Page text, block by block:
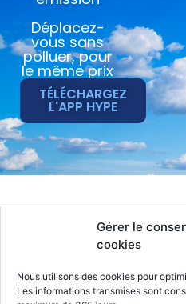
Gérer le
cookies
Nous utilisons des cookies pour
Les informations transmises sont
Déplacez-
vous sans
polluer, pour
le même prix
TÉLÉCHARGEZ
L'APP HYPE
Actualités